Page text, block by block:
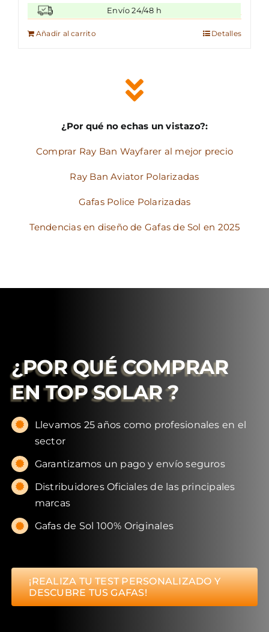
original
era:
145,00 €.
actual
es:
Envío 24/48 h
Añadir al carrito Detalles
¿Por qué no echas un vistazo?:
Comprar Ray Ban Wayfarer al mejor precio
Ray Ban Aviator Polarizadas
Gafas Police Polarizadas
Tendencias en diseño de Gafas de Sol en 2025
¿POR QUÉ COMPRAR
EN TOP SOLAR ?
Llevamos 25 años como profesionales en el
sector
Garantizamos un pago y envío seguros
Distribuidores Oficiales de las principales
marcas
Gafas de Sol 100% Originales
¡REALIZA TU TEST PERSONALIZADO Y
DESCUBRE TUS GAFAS!